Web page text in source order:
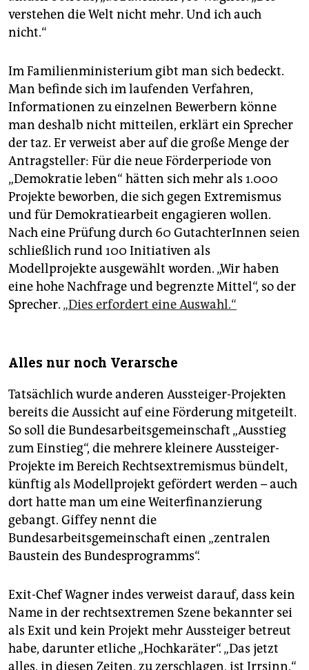
verstehen die Welt nicht mehr. Und ich auch
nicht.“
Im Familienministerium gibt man sich bedeckt.
Man befinde sich im laufenden Verfahren,
Informationen zu einzelnen Bewerbern könne
man deshalb nicht mitteilen, erklärt ein Sprecher
der taz. Er verweist aber auf die große Menge der
Antragsteller: Für die neue Förderperiode von
„Demokratie leben“ hätten sich mehr als 1.000
Projekte beworben, die sich gegen Extremismus
und für Demokratiearbeit engagieren wollen.
Nach eine Prüfung durch 60 GutachterInnen seien
schließlich rund 100 Initiativen als
Modellprojekte ausgewählt worden. „Wir haben
eine hohe Nachfrage und begrenzte Mittel“, so der
Sprecher. „Dies erfordert eine Auswahl.“
Alles nur noch Verarsche
Tatsächlich wurde anderen Aussteiger-Projekten
bereits die Aussicht auf eine Förderung mitgeteilt.
So soll die Bundesarbeitsgemeinschaft „Ausstieg
zum Einstieg“, die mehrere kleinere Aussteiger-
Projekte im Bereich Rechtsextremismus bündelt,
künftig als Modellprojekt gefördert werden – auch
dort hatte man um eine Weiterfinanzierung
gebangt. Giffey nennt die
Bundesarbeitsgemeinschaft einen „zentralen
Baustein des Bundesprogramms“.
Exit-Chef Wagner indes verweist darauf, dass kein
Name in der rechtsextremen Szene bekannter sei
als Exit und kein Projekt mehr Aussteiger betreut
habe, darunter etliche „Hochkaräter“. „Das jetzt
alles, in diesen Zeiten, zu zerschlagen, ist Irrsinn.“